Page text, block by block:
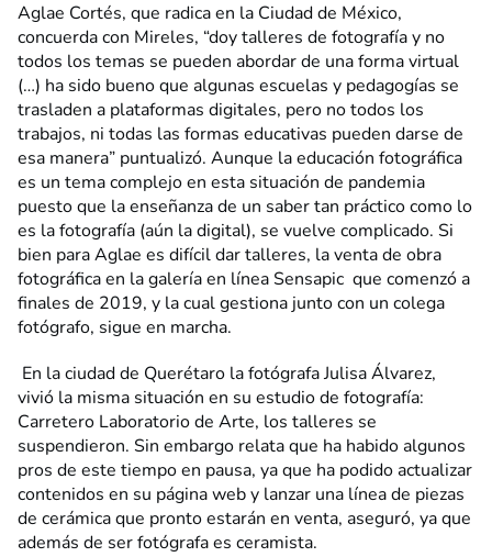
Aglae Cortés, que radica en la Ciudad de México,
concuerda con Mireles, “doy talleres de fotografía y no
todos los temas se pueden abordar de una forma virtual
(…) ha sido bueno que algunas escuelas y pedagogías se
trasladen a plataformas digitales, pero no todos los
trabajos, ni todas las formas educativas pueden darse de
esa manera” puntualizó. Aunque la educación fotográfica
es un tema complejo en esta situación de pandemia
puesto que la enseñanza de un saber tan práctico como lo
es la fotografía (aún la digital), se vuelve complicado. Si
bien para Aglae es difícil dar talleres, la venta de obra
fotográfica en la galería en línea Sensapic que comenzó a
finales de 2019, y la cual gestiona junto con un colega
fotógrafo, sigue en marcha.
En la ciudad de Querétaro la fotógrafa Julisa Álvarez,
vivió la misma situación en su estudio de fotografía:
Carretero Laboratorio de Arte, los talleres se
suspendieron. Sin embargo relata que ha habido algunos
pros de este tiempo en pausa, ya que ha podido actualizar
contenidos en su página web y lanzar una línea de piezas
de cerámica que pronto estarán en venta, aseguró, ya que
además de ser fotógrafa es ceramista.